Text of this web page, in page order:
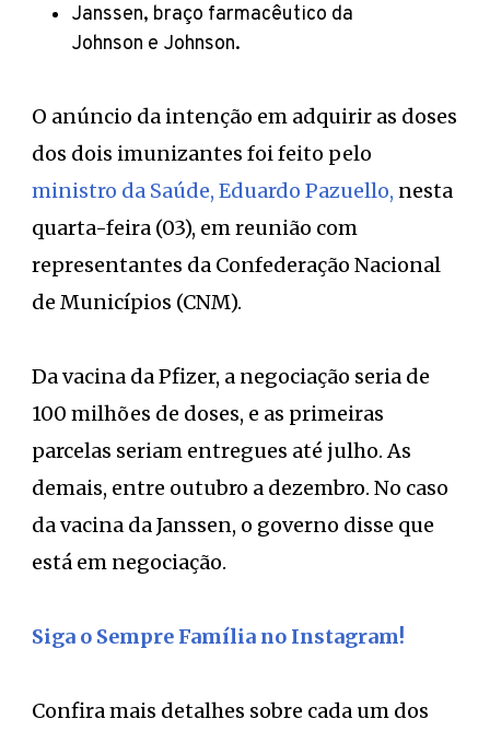
Janssen, braço farmacêutico da
Johnson e Johnson.
O anúncio da intenção em adquirir as doses
dos dois imunizantes foi feito pelo
ministro da Saúde, Eduardo Pazuello, nesta
quarta-feira (03), em reunião com
representantes da Confederação Nacional
de Municípios (CNM).
Da vacina da Pfizer, a negociação seria de
100 milhões de doses, e as primeiras
parcelas seriam entregues até julho. As
demais, entre outubro a dezembro. No caso
da vacina da Janssen, o governo disse que
está em negociação.
Siga o Sempre Família no Instagram!
Confira mais detalhes sobre cada um dos